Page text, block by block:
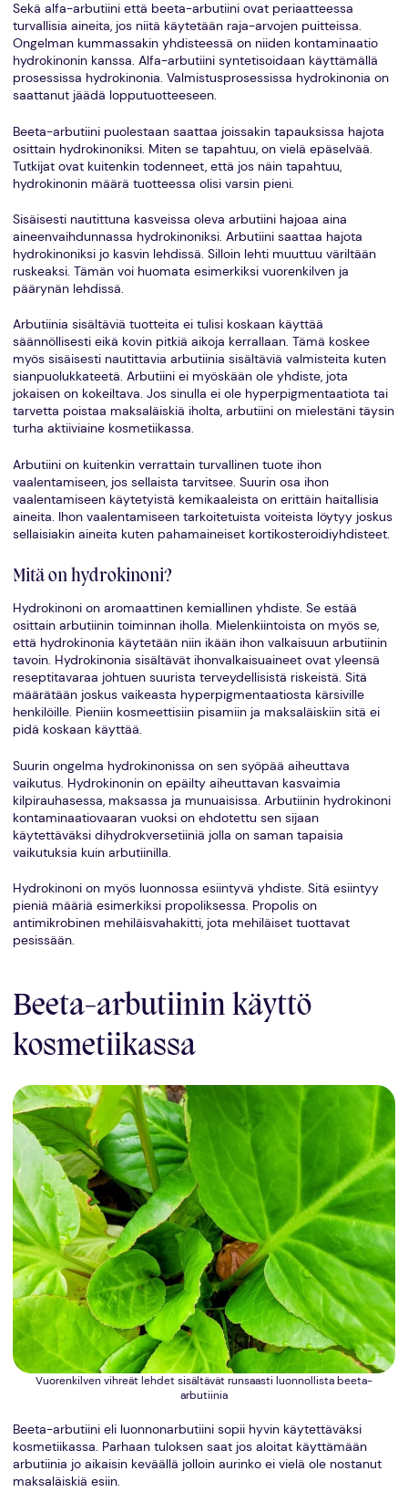
Sekä alfa-arbutiini että beeta-arbutiini ovat periaatteessa
turvallisia aineita, jos niitä käytetään raja-arvojen puitteissa.
Ongelman kummassakin yhdisteessä on niiden kontaminaatio
hydrokinonin kanssa. Alfa-arbutiini syntetisoidaan käyttämällä
prosessissa hydrokinonia. Valmistusprosessissa hydrokinonia on
saattanut jäädä lopputuotteeseen.
Beeta-arbutiini puolestaan saattaa joissakin tapauksissa hajota
osittain hydrokinoniksi. Miten se tapahtuu, on vielä epäselvää.
Tutkijat ovat kuitenkin todenneet, että jos näin tapahtuu,
hydrokinonin määrä tuotteessa olisi varsin pieni.
Sisäisesti nautittuna kasveissa oleva arbutiini hajoaa aina
aineenvaihdunnassa hydrokinoniksi. Arbutiini saattaa hajota
hydrokinoniksi jo kasvin lehdissä. Silloin lehti muuttuu väriltään
ruskeaksi. Tämän voi huomata esimerkiksi vuorenkilven ja
päärynän lehdissä.
Arbutiinia sisältäviä tuotteita ei tulisi koskaan käyttää
säännöllisesti eikä kovin pitkiä aikoja kerrallaan. Tämä koskee
myös sisäisesti nautittavia arbutiinia sisältäviä valmisteita kuten
sianpuolukkateetä. Arbutiini ei myöskään ole yhdiste, jota
jokaisen on kokeiltava. Jos sinulla ei ole hyperpigmentaatiota tai
tarvetta poistaa maksaläiskiä iholta, arbutiini on mielestäni täysin
turha aktiiviaine kosmetiikassa.
Arbutiini on kuitenkin verrattain turvallinen tuote ihon
vaalentamiseen, jos sellaista tarvitsee. Suurin osa ihon
vaalentamiseen käytetyistä kemikaaleista on erittäin haitallisia
aineita. Ihon vaalentamiseen tarkoitetuista voiteista löytyy joskus
sellaisiakin aineita kuten pahamaineiset kortikosteroidiyhdisteet.
Mitä on hydrokinoni?
Hydrokinoni on aromaattinen kemiallinen yhdiste. Se estää
osittain arbutiinin toiminnan iholla. Mielenkiintoista on myös se,
että hydrokinonia käytetään niin ikään ihon valkaisuun arbutiinin
tavoin. Hydrokinonia sisältävät ihonvalkaisuaineet ovat yleensä
reseptitavaraa johtuen suurista terveydellisistä riskeistä. Sitä
määrätään joskus vaikeasta hyperpigmentaatiosta kärsiville
henkilöille. Pieniin kosmeettisiin pisamiin ja maksaläiskiin sitä ei
pidä koskaan käyttää.
Suurin ongelma hydrokinonissa on sen syöpää aiheuttava
vaikutus. Hydrokinonin on epäilty aiheuttavan kasvaimia
kilpirauhasessa, maksassa ja munuaisissa. Arbutiinin hydrokinoni
kontaminaatiovaaran vuoksi on ehdotettu sen sijaan
käytettäväksi dihydrokversetiiniä jolla on saman tapaisia
vaikutuksia kuin arbutiinilla.
Hydrokinoni on myös luonnossa esiintyvä yhdiste. Sitä esiintyy
pieniä määriä esimerkiksi propoliksessa. Propolis on
antimikrobinen mehiläisvahakitti, jota mehiläiset tuottavat
pesissään.
Beeta-arbutiinin käyttö
kosmetiikassa
Vuorenkilven vihreät lehdet sisältävät runsaasti luonnollista beeta-
arbutiinia
Beeta-arbutiini eli luonnonarbutiini sopii hyvin käytettäväksi
kosmetiikassa. Parhaan tuloksen saat jos aloitat käyttämään
arbutiinia jo aikaisin keväällä jolloin aurinko ei vielä ole nostanut
maksaläiskiä esiin.